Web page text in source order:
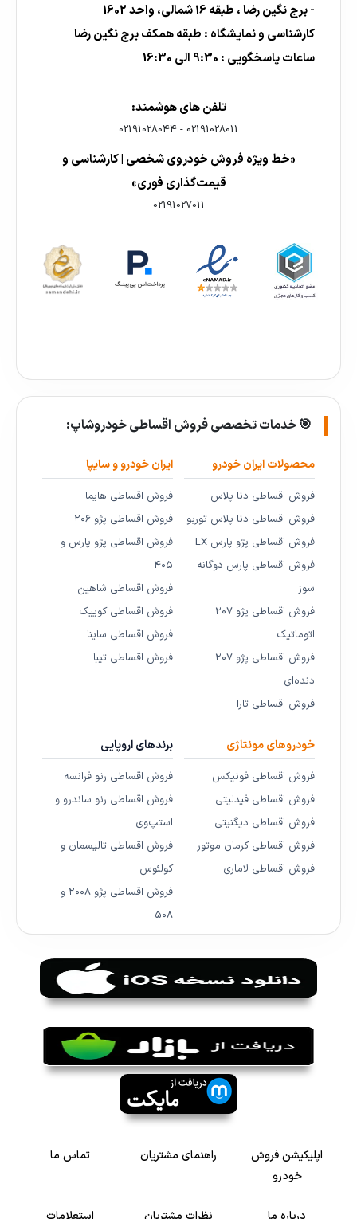
- برج نگین رضا ، طبقه 16 شمالی، واحد 1602
کارشناسی و نمایشگاه : طبقه همکف برج نگین رضا
ساعات پاسخگویی : 9:30 الی 16:30
تلفن های هوشمند:
02191028011
-
02191028044
«خط ویژه فروش خودروی شخصی | کارشناسی و
قیمت‌گذاری فوری»
02191027011
🎯 خدمات تخصصی فروش اقساطی خودروشاپ:
محصولات ایران خودرو
فروش اقساطی دنا پلاس
فروش اقساطی دنا پلاس توربو
فروش اقساطی پژو پارس LX
فروش اقساطی پارس دوگانه
سوز
فروش اقساطی پژو ۲۰۷
اتوماتیک
فروش اقساطی پژو ۲۰۷
دنده‌ای
فروش اقساطی تارا
ایران خودرو و سایپا
فروش اقساطی هایما
فروش اقساطی پژو ۲۰۶
فروش اقساطی پژو پارس و
۴۰۵
فروش اقساطی شاهین
فروش اقساطی کوییک
فروش اقساطی ساینا
فروش اقساطی تیبا
خودروهای مونتاژی
فروش اقساطی فونیکس
فروش اقساطی فیدلیتی
فروش اقساطی دیگنیتی
فروش اقساطی کرمان موتور
فروش اقساطی لاماری
برندهای اروپایی
فروش اقساطی رنو فرانسه
فروش اقساطی رنو ساندرو و
استپ‌وی
فروش اقساطی تالیسمان و
کولئوس
فروش اقساطی پژو ۲۰۰۸ و
۵۰۸
اپلیکیشن فروش
خودرو
راهنمای مشتریان تماس ما